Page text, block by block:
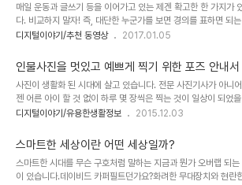
e Awesome 2016"
매일 운동과 글쓰기 등을 이어가고 있는 제겐 확고한 한 가지가
다. 비교하지 말자! 즉, 대단한 누군가를 보면 경의를 표하면 되
고 비교는 이전의 내 모습과 현재의 나를 대상으로 한다는 것입니
도 합니다. 이는 뭐~ 저만 그런 건 아닐 거라고 생각합니다. 경험
들이라면 대부분 그럴 테니까요. ㅎ 그런 맥락에서 볼 때 무언가를
단히 잘하는 이들의 모습을 보면 놀라움과 심지어 숙연함을 느끼
그렇지 못한 나의 모습이 왠지 작게 느껴지는 건 사람으로서 어
없는 건지 모르겠다는 생각이 들기도 합니다. 물론, 이 역시 주어
에서 활약하는 많은 이들이 있습..
디지털이야기/추천 동영상 2017.01.05
인물사진을 멋있고 예쁘게 찍기 위한 포즈 안내서
사진이 생활화 된 시대에 살고 있습니다. 전문 사진기사가 아니어
젠 어른 아이 할 것 없이 하루 몇 장씩은 찍는 것이 일상이 되었
니까요. 모두 디지털과 스마트폰의 대중화로 인해 만들어진 결과
이젠 전문 사진기사라는 직업적 구분마저 무색하게 느껴지기도 합
다. 웬만한 이들의 사진 찍는 수준이 그만큼 높아졌기 때문입니다.
히 구도가 중요시 되는 풍경사진은 정말 입이 떡 벌어질 만큼 멋
대단한 사진들이 넘쳐납니다. 그런 사진들이 사진을 기반으로 하
디지털이야기/유용한생활정보 2015.12.03
스마트한 세상이란 어떤 세상일까?
스마트한 시대를 무슨 구호처럼 말하는 지금과 뭔가 오버랩 되는
이 있습니다.데이비드 카퍼필트던가요?화려한 무대장치와 현란